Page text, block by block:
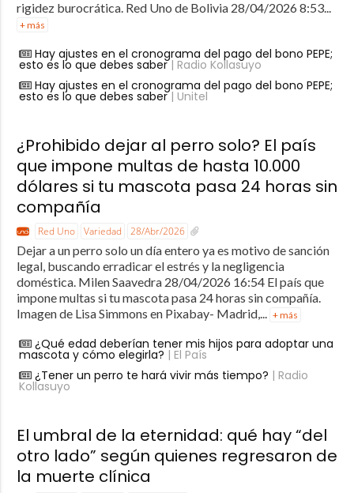
rigidez burocrática. Red Uno de Bolivia 28/04/2026 8:53...
+ más
Hay ajustes en el cronograma del pago del bono PEPE;
esto es lo que debes saber| Radio Kollasuyo
Hay ajustes en el cronograma del pago del bono PEPE;
esto es lo que debes saber| Unitel
¿Prohibido dejar al perro solo? El país
que impone multas de hasta 10.000
dólares si tu mascota pasa 24 horas sin
compañía
Red Uno Variedad 28/Abr/2026
Dejar a un perro solo un día entero ya es motivo de sanción
legal, buscando erradicar el estrés y la negligencia
doméstica. Milen Saavedra 28/04/2026 16:54 El país que
impone multas si tu mascota pasa 24 horas sin compañía.
Imagen de Lisa Simmons en Pixabay- Madrid,... + más
¿Qué edad deberían tener mis hijos para adoptar una
mascota y cómo elegirla? | El País
¿Tener un perro te hará vivir más tiempo? | Radio
Kollasuyo
El umbral de la eternidad: qué hay “del
otro lado” según quienes regresaron de
la muerte clínica